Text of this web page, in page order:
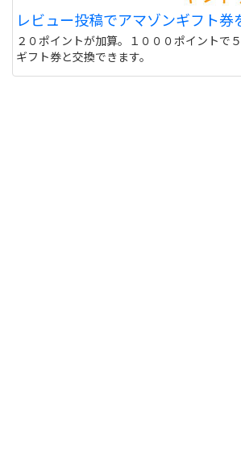
レビュー投稿でアマゾンギフト券
２０ポイントが加算。１０００ポイントで
ギフト券と交換できます。